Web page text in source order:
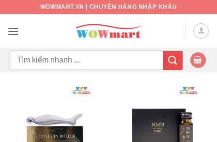
nội
WOWMART.VN | CHUYÊN HÀNG NHẬP KHẨU
Tìm